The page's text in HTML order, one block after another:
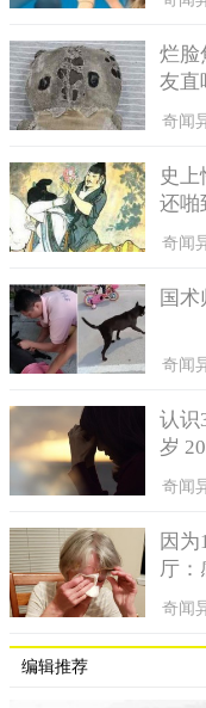
当日下午，公安民
也将遗失的物品找回归
及相应处罚，而当事人
目前，全国醉酒事
近一个周末全国夜查统
着目前疫情防控形势走
1、适量饮酒，避免
2、切莫一人饮酒出
关情况；
3、酒后切勿驾驶
4、如有发现醉酒人
止造成其他意外伤害。
烂脸
友直
奇闻
史上
还啪
奇闻
国
奇闻
认识
岁
奇闻
因
厅：
奇闻
编辑推荐